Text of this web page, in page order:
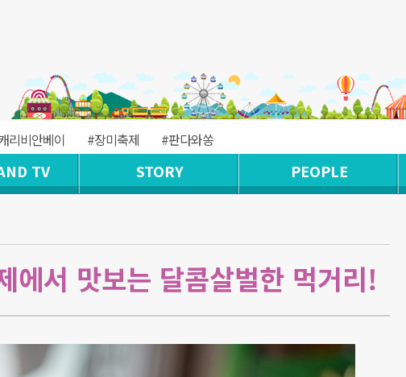
리비안베이 #장미축제 #판다와쏭
TV STORY PEOPLE
에서 맛보는 달콤살벌한 먹거리!